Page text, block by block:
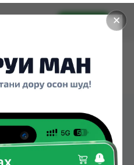
✕
Установить
МАСЛО